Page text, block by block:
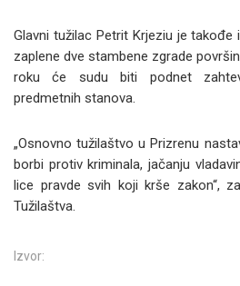
Glavni tužilac Petrit Krjeziu je takođe
zaplene dve stambene zgrade
roku će sudu biti podnet
predmetnih stanova.
„Osnovno tužilaštvo u Prizrenu
borbi protiv kriminala, jačanju
lice pravde svih koji krše zakon“,
Tužilaštva.
Izvor: